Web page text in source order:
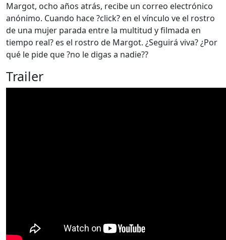
Margot, ocho años atrás, recibe un correo electrónico
anónimo. Cuando hace ?click? en el vínculo ve el rostro
de una mujer parada entre la multitud y filmada en
tiempo real? es el rostro de Margot. ¿Seguirá viva? ¿Por
qué le pide que ?no le digas a nadie??
Trailer